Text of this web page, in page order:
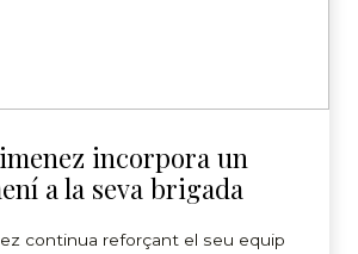
incorpora un
a la seva brigada
continua reforçant el seu equip